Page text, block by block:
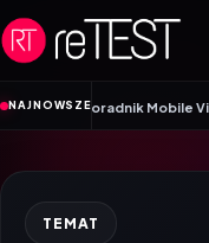
Przejdź do treści
NAJNOWSZE
Poradnik Mobile Vikings
TEMAT